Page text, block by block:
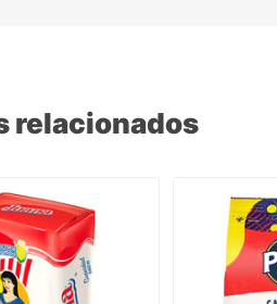
relacionados